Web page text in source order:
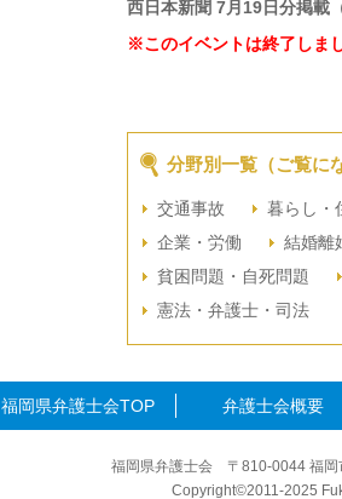
西日本新聞 7月19日分掲載
※このイベントは終了しま
分野別一覧（ご覧に
交通事故
暮らし・
企業・労働
結婚離
貧困問題・自死問題
憲法・弁護士・司法
福岡県弁護士会TOP 弁護士会概要
福岡県弁護士会 〒810-0044 福
Copyright©2011-2025